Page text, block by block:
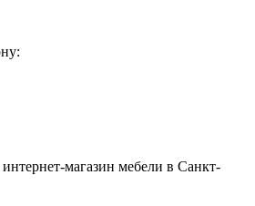
магазин мебели в Санкт-